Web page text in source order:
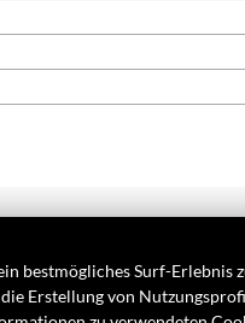
bestmögliches Surf-Erlebnis
Erstellung von